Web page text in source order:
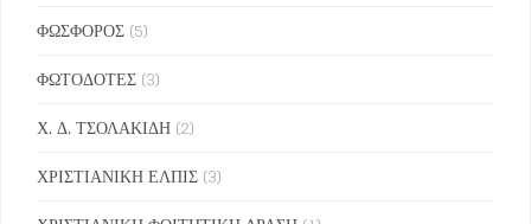
ΦΩΣΦΟΡΟΣ (5)
ΦΩΤΟΔΟΤΕΣ (3)
Χ. Δ. ΤΣΟΛΑΚΙΔΗ (2)
ΧΡΙΣΤΙΑΝΙΚΗ ΕΛΠΙΣ (3)